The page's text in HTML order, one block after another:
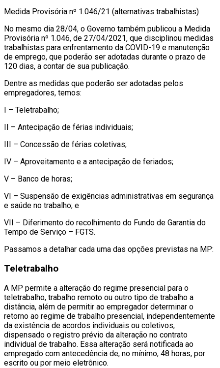
Medida Provisória nº 1.046/21 (alternativas trabalhistas)
No mesmo dia 28/04, o Governo também publicou a Medida
Provisória nº 1.046, de 27/04/2021, que disciplinou medidas
trabalhistas para enfrentamento da COVID-19 e manutenção
de emprego, que poderão ser adotadas durante o prazo de
120 dias, a contar de sua publicação.
Dentre as medidas que poderão ser adotadas pelos
empregadores, temos:
I – Teletrabalho;
II – Antecipação de férias individuais;
III – Concessão de férias coletivas;
IV – Aproveitamento e a antecipação de feriados;
V – Banco de horas;
VI – Suspensão de exigências administrativas em segurança
e saúde no trabalho; e
VII – Diferimento do recolhimento do Fundo de Garantia do
Tempo de Serviço – FGTS.
Passamos a detalhar cada uma das opções previstas na MP:
Teletrabalho
A MP permite a alteração do regime presencial para o
teletrabalho, trabalho remoto ou outro tipo de trabalho a
distância, além de permitir ao empregador determinar o
retorno ao regime de trabalho presencial, independentemente
da existência de acordos individuais ou coletivos,
dispensado o registro prévio da alteração no contrato
individual de trabalho. Essa alteração será notificada ao
empregado com antecedência de, no mínimo, 48 horas, por
escrito ou por meio eletrônico.